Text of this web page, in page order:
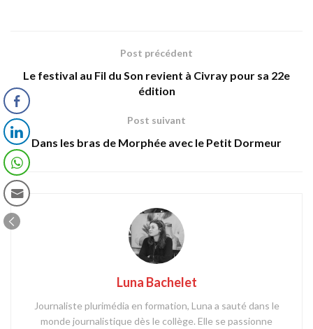
Post précédent
Le festival au Fil du Son revient à Civray pour sa 22e
édition
Post suivant
Dans les bras de Morphée avec le Petit Dormeur
Luna Bachelet
Journaliste plurimédia en formation, Luna a sauté dans le
monde journalistique dès le collège. Elle se passionne